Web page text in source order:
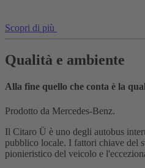
Scopri di più
Qualità e ambiente
Alla fine quello che conta è la
Prodotto da Mercedes-Benz.
Il Citaro Ü è uno degli autobus
pubblico locale. I fattori chiave del
pionieristico del veicolo e